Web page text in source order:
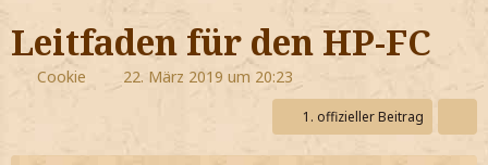
Hogwarts
Zauberwelt
Leitfaden für den HP-FC
Cookie 22. März 2019 um 20:23
1. offizieller Beitrag